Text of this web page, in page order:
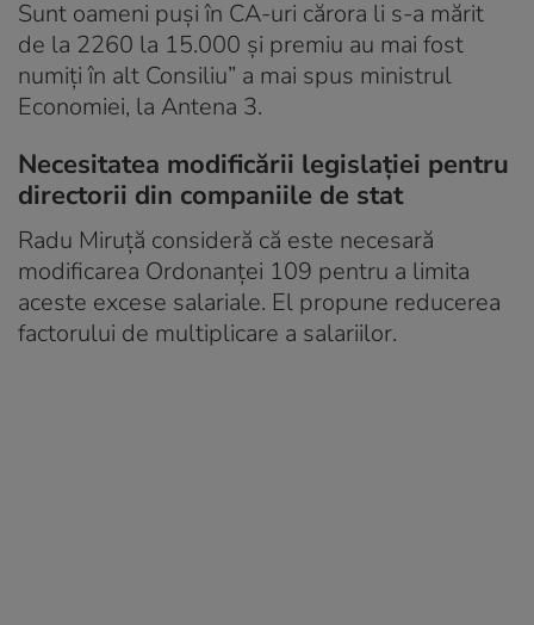
Sunt oameni puși în CA-uri cărora li s-a mărit
de la 2260 la 15.000 și premiu au mai fost
numiți în alt Consiliu” a mai spus ministrul
Economiei, la Antena 3.
Necesitatea modificării legislației pentru
directorii din companiile de stat
Radu Miruță consideră că este necesară
modificarea Ordonanței 109 pentru a limita
aceste excese salariale. El propune reducerea
factorului de multiplicare a salariilor.